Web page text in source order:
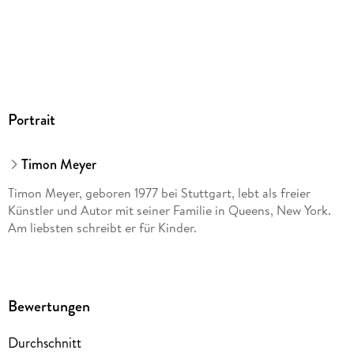
Portrait
Timon Meyer
Timon Meyer, geboren 1977 bei Stuttgart, lebt als freier
Künstler und Autor mit seiner Familie in Queens, New York.
Am liebsten schreibt er für Kinder.
Bewertungen
Durchschnitt